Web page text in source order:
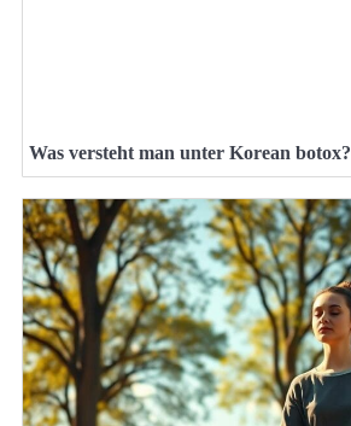
Was versteht man unter Korean botox?